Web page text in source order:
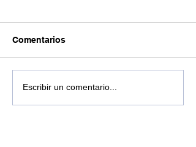
Comentarios
Escribir un comentario...